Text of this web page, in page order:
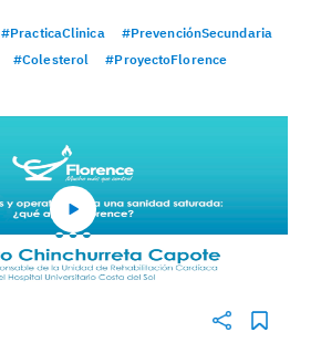
#PracticaClinica
#PrevenciónSecundaria
#Colesterol #ProyectoFlorence